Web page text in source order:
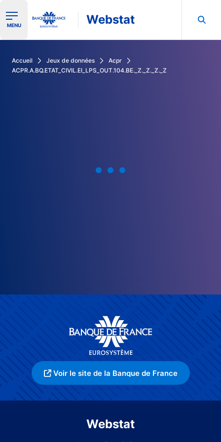
Ouvrir le menu de navigation
MENU Webstat
Accueil Jeux de données
Acpr
ACPR.A.BQ.ETAT_CIVIL.EI_LPS_OUT.104.BE._Z._Z._Z._Z
Voir le site de la Banque de France
Webstat